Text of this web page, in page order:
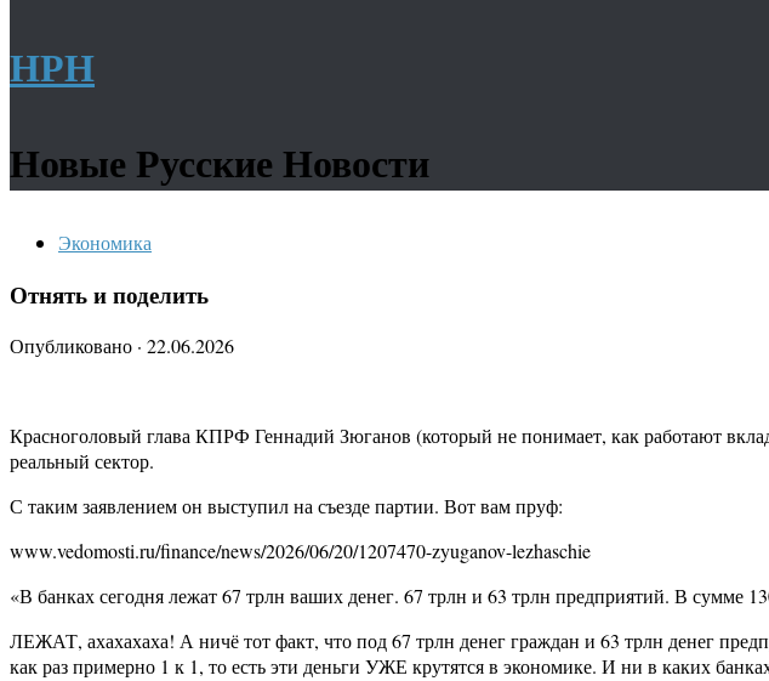
НРН
Новые Русские Новости
Экономика
Отнять и поделить
Опубликовано · 22.06.2026
Красноголовый глава КПРФ Геннадий Зюганов (который не понимает, как работают
реальный сектор.
С таким заявлением он выступил на съезде партии. Вот вам пруф:
www.vedomosti.ru/finance/news/2026/06/20/1207470-zyuganov-lezhaschie
«В банках сегодня лежат 67 трлн ваших денег. 67 трлн и 63 трлн предприятий. В сумме
ЛЕЖАТ, ахахахаха! А ничё тот факт, что под 67 трлн денег граждан и 63 трлн денег
как раз примерно 1 к 1, то есть эти деньги УЖЕ крутятся в экономике. И ни в каких